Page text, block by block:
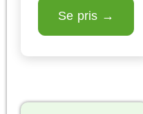
Se pris →